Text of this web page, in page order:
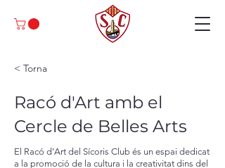
< Torna
Racó d'Art amb el
Cercle de Belles Arts
El Racó d’Art del Sícoris Club és un espai dedicat
a la promoció de la cultura i la creativitat dins del